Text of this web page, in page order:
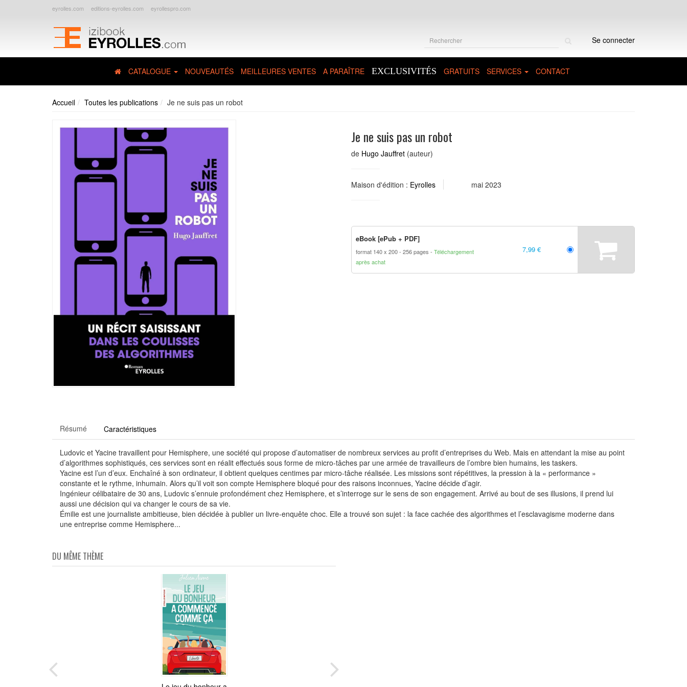
eyrolles.com editions-eyrolles.com eyrollespro.com
Se connecter
CATALOGUE NOUVEAUTÉS MEILLEURES VENTES A PARAÎTRE EXCLUSIVITÉS GRATUITS SERVICES CONTACT
Accueil Toutes les publications Je ne suis pas un robot
Je ne suis pas un robot
de Hugo Jauffret (auteur)
Maison d'édition : Eyrolles mai 2023
eBook [ePub + PDF]
format 140 x 200 256 pages
Téléchargement
après achat
7,99 €
Résumé Caractéristiques
Ludovic et Yacine travaillent pour Hemisphere, une société qui propose d’automatiser de nombreux services au profit d’entreprises du Web. Mais en attendant la mise au point
d’algorithmes sophistiqués, ces services sont en réalit effectués sous forme de micro-tâches par une armée de travailleurs de l’ombre bien humains, les taskers.
Yacine est l’un d’eux. Enchaîné à son ordinateur, il obtient quelques centimes par micro-tâche réalisée. Les missions sont répétitives, la pression à la « performance »
constante et le rythme, inhumain. Alors qu’il voit son compte Hemisphere bloqué pour des raisons inconnues, Yacine décide d’agir.
Ingénieur célibataire de 30 ans, Ludovic s’ennuie profondément chez Hemisphere, et s’interroge sur le sens de son engagement. Arrivé au bout de ses illusions, il prend lui
aussi une décision qui va changer le cours de sa vie.
Émilie est une journaliste ambitieuse, bien décidée à publier un livre-enquête choc. Elle a trouvé son sujet : la face cachée des algorithmes et l’esclavagisme moderne dans
une entreprise comme Hemisphere...
DU MÊME THÈME